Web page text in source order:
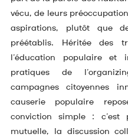
vécu, de leurs
aspirations, plutôt que
préétablis. Héritée des
l’éducation populaire et
pratiques de
campagnes citoyennes
causerie populaire
conviction simple : c’est
mutuelle, la discussion